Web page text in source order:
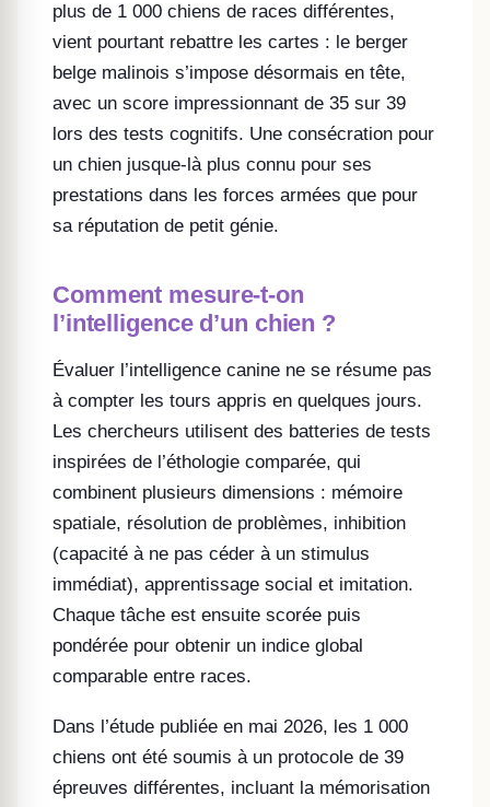
plus de 1 000 chiens de races différentes,
vient pourtant rebattre les cartes : le berger
belge malinois s’impose désormais en tête,
avec un score impressionnant de 35 sur 39
lors des tests cognitifs. Une consécration pour
un chien jusque-là plus connu pour ses
prestations dans les forces armées que pour
sa réputation de petit génie.
Comment mesure-t-on
l’intelligence d’un chien ?
Évaluer l’intelligence canine ne se résume pas
à compter les tours appris en quelques jours.
Les chercheurs utilisent des batteries de tests
inspirées de l’éthologie comparée, qui
combinent plusieurs dimensions : mémoire
spatiale, résolution de problèmes, inhibition
(capacité à ne pas céder à un stimulus
immédiat), apprentissage social et imitation.
Chaque tâche est ensuite scorée puis
pondérée pour obtenir un indice global
comparable entre races.
Dans l’étude publiée en mai 2026, les 1 000
chiens ont été soumis à un protocole de 39
épreuves différentes, incluant la mémorisation